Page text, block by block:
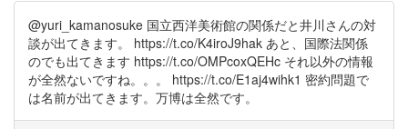
@yuri_kamanosuke 国立西洋美術館の関係だと井川さんの対
談が出てきます。 https://t.co/K4iroJ9hak あと、国際法関係
のでも出てきます https://t.co/OMPcoxQEHc それ以外の情報
が全然ないですね。。。 https://t.co/E1aj4wihk1 密約問題で
は名前が出てきます。万博は全然です。